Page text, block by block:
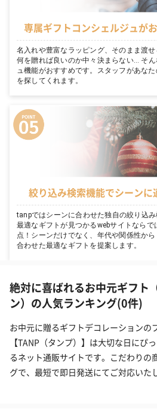
専属ギフトコンシェルジュが
名入れや豊富なラッピング、そのまま渡
何を贈れば良いのか中々決まらない… そ
ュ機能がおすすめです。スタッフがあな
を探してくれます。
絞り込み検索機能でシーンに
tanpではシーンに合わせた独自の絞り込み
最適なギフトが見つかるwebサイトなら
点！シーンだけでなく、年代や関係性か
合わせた最適なギフトを提案します。
絶対に喜ばれるお中元ギフト
ン）の人気ランキング(0件)
お中元に贈るギフトデコレーションの
【TANP（タンプ）】は大切な日にぴ
るネット通販サイトです。こだわりの
グで、最短で即日発送にてご対応いた